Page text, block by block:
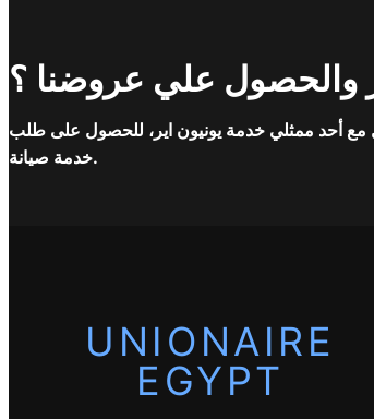
والحصول علي عروضنا ؟
مع أحد ممثلي خدمة يونيون اير، للحصول على طلب
خدمة صيانة.
UNIONAIRE
EGYPT